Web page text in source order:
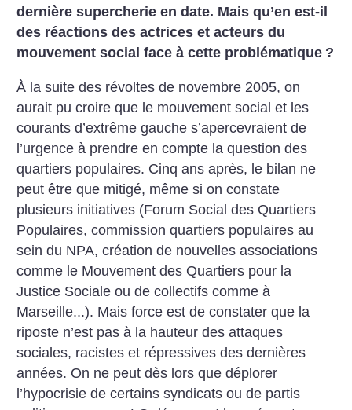
dernière supercherie en date. Mais qu’en est-il
des réactions des actrices et acteurs du
mouvement social face à cette problématique ?
À la suite des révoltes de novembre 2005, on
aurait pu croire que le mouvement social et les
courants d’extrême gauche s’apercevraient de
l’urgence à prendre en compte la question des
quartiers populaires. Cinq ans après, le bilan ne
peut être que mitigé, même si on constate
plusieurs initiatives (Forum Social des Quartiers
Populaires, commission quartiers populaires au
sein du NPA, création de nouvelles associations
comme le Mouvement des Quartiers pour la
Justice Sociale ou de collectifs comme à
Marseille...). Mais force est de constater que la
riposte n’est pas à la hauteur des attaques
sociales, racistes et répressives des dernières
années. On ne peut dès lors que déplorer
l’hypocrisie de certains syndicats ou de partis